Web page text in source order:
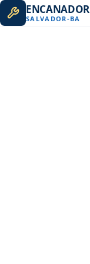
ENCANADOR
SALVADOR-BA